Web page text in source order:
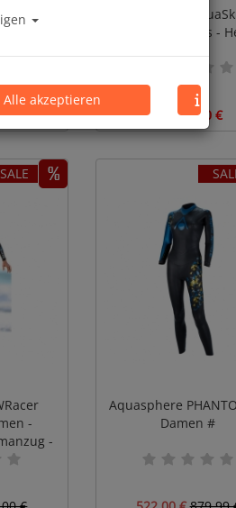
XS/S
Aqua Sphere
Shorty - MPhelps -
ab 149,00 €
SALE
-
-
#
Aquasphere
Damen #
Alle akzeptieren